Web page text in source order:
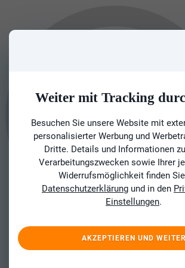
Weiter mit Tracking
Besuchen Sie unsere Website mit
personalisierter Werbung und
Dritte. Details und Informationen
Verarbeitungszwecken sowie Ihrer
Widerrufsmöglichkeit finden
Datenschutzerklärung und in den
Einstellungen.
AKZEPTIEREN UND WEITER